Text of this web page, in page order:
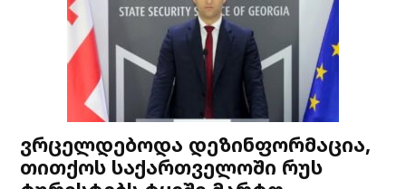
ვრცელდებოდა დეზინფორმაცია,
თითქოს საქართველოში რუს